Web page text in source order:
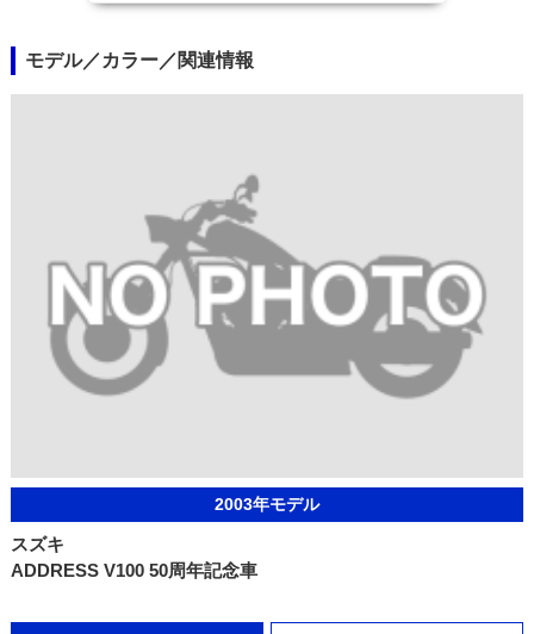
モデル／カラー／関連情報
2003年モデル
スズキ
ADDRESS V100 50周年記念車